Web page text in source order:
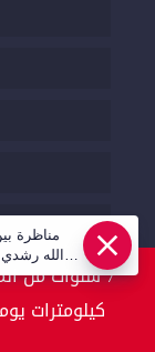
عاجل
كيلومترات
مناظرة
الله